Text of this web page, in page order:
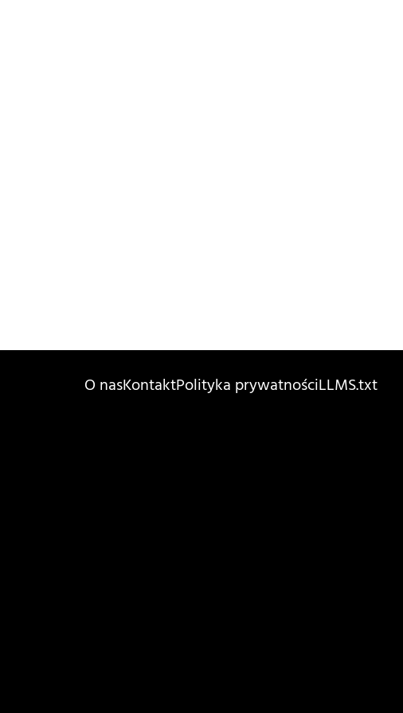
O nasKontaktPolityka prywatnościLLMS.txt